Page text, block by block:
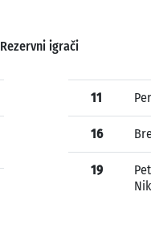
Rezervni igrači
11
16
19